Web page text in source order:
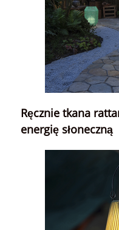
Ręcznie tkana
energię słoneczną